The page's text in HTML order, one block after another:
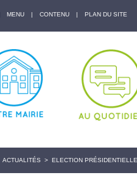
MENU | CONTENU | PLAN DU SITE
ACTUALITÉS > ELECTION PRÉSIDENTIELLE